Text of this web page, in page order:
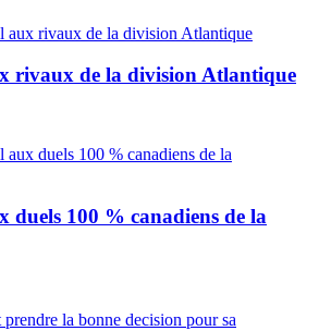
rivaux de la division Atlantique
duels 100 % canadiens de la